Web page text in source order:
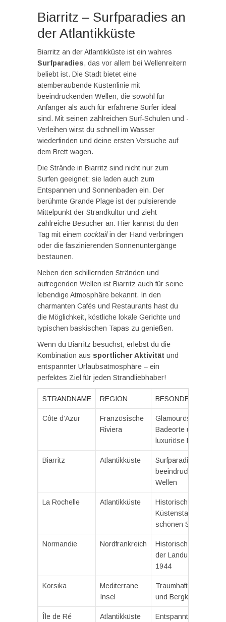
Biarritz – Surfparadies an
der Atlantikküste
Biarritz an der Atlantikküste ist ein wahres
Surfparadies, das vor allem bei Wellenreitern
beliebt ist. Die Stadt bietet eine
atemberaubende Küstenlinie mit
beeindruckenden Wellen, die sowohl für
Anfänger als auch für erfahrene Surfer ideal
sind. Mit seinen zahlreichen Surf-Schulen und -
Verleihen wirst du schnell im Wasser
wiederfinden und deine ersten Versuche auf
dem Brett wagen.
Die Strände in Biarritz sind nicht nur zum
Surfen geeignet; sie laden auch zum
Entspannen und Sonnenbaden ein. Der
berühmte Grande Plage ist der pulsierende
Mittelpunkt der Strandkultur und zieht
zahlreiche Besucher an. Hier kannst du den
Tag mit einem cocktailin der Hand verbringen
oder die faszinierenden Sonnenuntergänge
bestaunen.
Neben den schillernden Stränden und
aufregenden Wellen ist Biarritz auch für seine
lebendige Atmosphäre bekannt. In den
charmanten Cafés und Restaurants hast du
die Möglichkeit, köstliche lokale Gerichte und
typischen baskischen Tapas zu genießen.
Wenn du Biarritz besuchst, erlebst du die
Kombination aus sportlicher Aktivität und
entspannter Urlaubsatmosphäre – ein
perfektes Ziel für jeden Strandliebhaber!
STRANDNAME REGION BESONDERHEITEN
Côte d’Azur
Französische
Riviera
Glamouröse
Badeorte und
luxuriöse Resorts
Biarritz Atlantikküste
Surfparadies mit
beeindruckenden
Wellen
La Rochelle Atlantikküste
Historische
Küstenstadt mit
schönen Stränden
Normandie Nordfrankreich
Historische Strände
der Landung von
1944
Korsika
Mediterrane
Insel
Traumhafte Buchten
und Bergkulissen
Île de Ré Atlantikküste Entspannte